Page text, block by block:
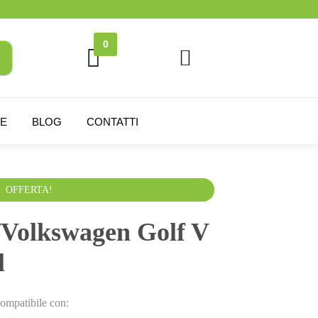
0
BLOG CONTATTI
OFFERTA!
esclusa
Golf V
con: